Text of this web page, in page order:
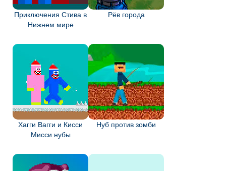
Приключения Стива в
Нижнем мире
Рёв города
Хагги Вагги и Кисси
Мисси нубы
Нуб против зомби